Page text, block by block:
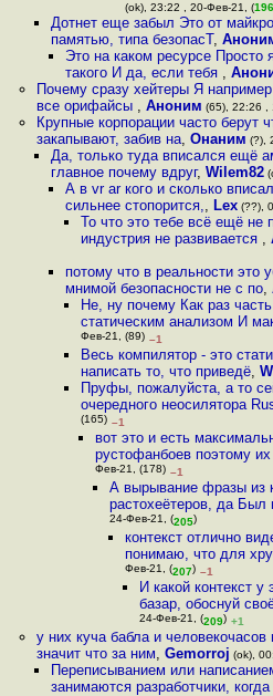
(ok), 23:22 , 20-Фев-21, (196
Дотнет еще забыл Это от
памятью, типа безопасТ,
Это на каком ресурсе Просто
такого И да, если тебя ,
Почему сразу хейтеры Я
все орифайсы , Аноним (65), 22:26 ,
Крупные корпорации часто берут
закапывают, забив на, Онаним (?),
Да, только туда вписался ещё
главное почему вдруг, Wilem82
А в vr ar кого и сколько
сильнее стопорится,, Lex (??),
То что это тебе всё ещё не
индустрия не развивается ,
потому что в реальности это
мнимой безопасности не с по,
Не, ну почему Как раз
статическим анализом И
Фев-21, (89) –1
Весь компилятор - это
написать то, что приведё,
Пруфы, пожалуйста, а то
очередного неосилятора
(165) –1
вот это и есть
рустофанбоев поэтому их
Фев-21, (178) –1
А вырывание фразы из
растохеётеров, да Был
24-Фев-21, (205)
контекст отлично
понимаю, что для
Фев-21, (207) –1
И какой контекст
базар, обоснуй
24-Фев-21, (209) +1
у них куча бабла и
значит что за ним, Gemorroj (ok),
Переписыванием или
занимаются разработчики, когда